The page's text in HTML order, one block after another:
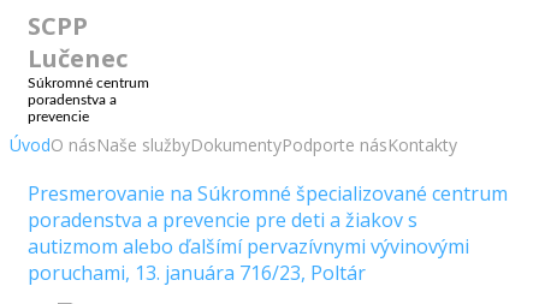
SCPP
Lučenec
Súkromné centrum
poradenstva a
prevencie
ÚvodO násNaše službyDokumentyPodporte násKontakty
Presmerovanie na Súkromné špecializované centrum
poradenstva a prevencie pre deti a žiakov s
autizmom alebo ďalšímí pervazívnymi vývinovými
poruchami, 13. januára 716/23, Poltár